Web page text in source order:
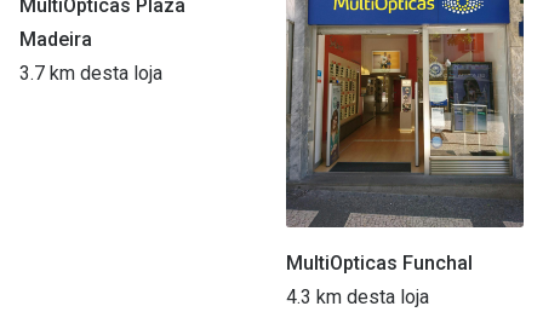
MultiOpticas Plaza
Madeira
3.7 km desta loja
MultiOpticas Funchal
4.3 km desta loja